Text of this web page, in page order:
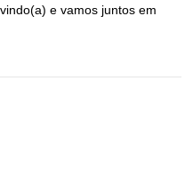
e vamos juntos em